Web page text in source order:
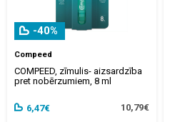
-40%
Compeed
COMPEED, zīmulis- aizsardzība
pret nobērzumiem, 8 ml
6,47€ 10,79€